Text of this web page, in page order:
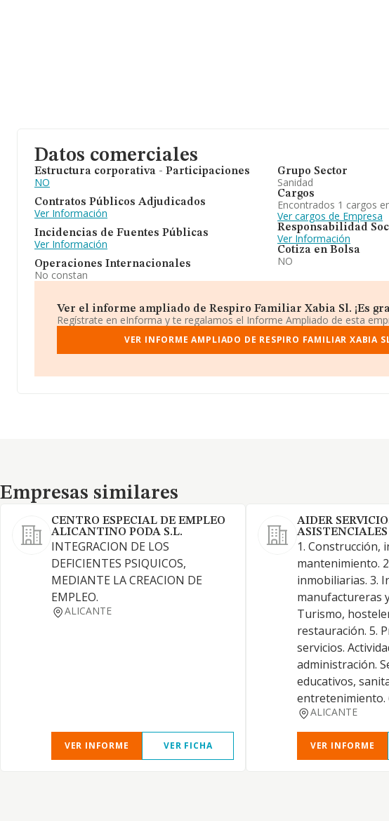
Datos comerciales
Estructura corporativa - Participaciones
NO
Contratos Públicos Adjudicados
Ver Información
Incidencias de Fuentes Públicas
Ver Información
Operaciones Internacionales
No constan
Grupo Sector
Sanidad
Cargos
Encontrados 1 cargos
Ver cargos de Empresa
Responsabilidad
Ver Información
Cotiza en Bolsa
NO
Ver el informe ampliado de Respiro Familiar Xabia Sl. ¡Es
Regístrate en eInforma y te regalamos el Informe Ampliado de esta
VER INFORME AMPLIADO DE RESPIRO FAMILIAR XABIA
Empresas similares
Empresas similares
CENTRO ESPECIAL DE EMPLEO
ALICANTINO PODA S.L.
INTEGRACION DE LOS
DEFICIENTES PSIQUICOS,
MEDIANTE LA CREACION DE
EMPLEO.
ALICANTE
VER INFORME VER FICHA
AIDER
ASISTENCIALES
1. Construcción,
mantenimiento.
inmobiliarias. 3.
manufactureras
Turismo,
restauración. 5.
servicios.
administración.
educativos,
entretenimiento.
ALICANTE
VER INFORME